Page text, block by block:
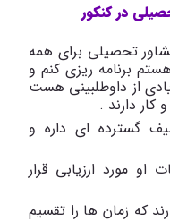
در کنکور
تحصیلی برای همه
برنامه ریزی کنم و
از داوطلبینی هست
دارند .
گسترده ای داره و
مورد ارزیابی قرار
که زمان ها را تقسیم